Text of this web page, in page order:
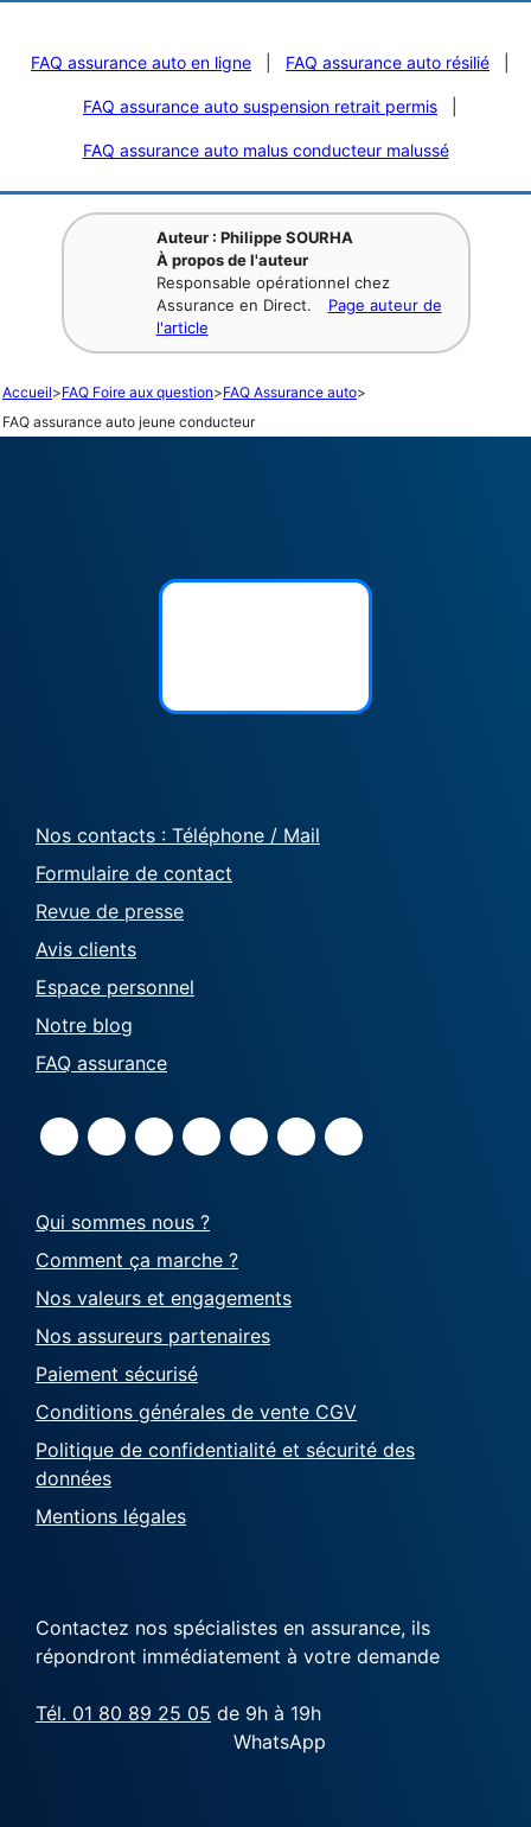
FAQ assurance auto en ligne FAQ assurance auto résilié
FAQ assurance auto suspension retrait permis
FAQ assurance auto malus conducteur malussé
Auteur : Philippe SOURHA
À propos de l'auteur
Responsable opérationnel chez
Assurance en Direct.
Page auteur de
l'article
Accueil>FAQ Foire aux question>FAQ Assurance auto>
FAQ assurance auto jeune conducteur
Nos contacts : Téléphone / Mail
Formulaire de contact
Revue de presse
Avis clients
Espace personnel
Notre blog
FAQ assurance
Qui sommes nous ?
Comment ça marche ?
Nos valeurs et engagements
Nos assureurs partenaires
Paiement sécurisé
Conditions générales de vente CGV
Politique de confidentialité et sécurité des
données
Mentions légales
Contactez nos spécialistes en assurance, ils
répondront immédiatement à votre demande
Tél. 01 80 89 25 05 de 9h à 19h
WhatsApp